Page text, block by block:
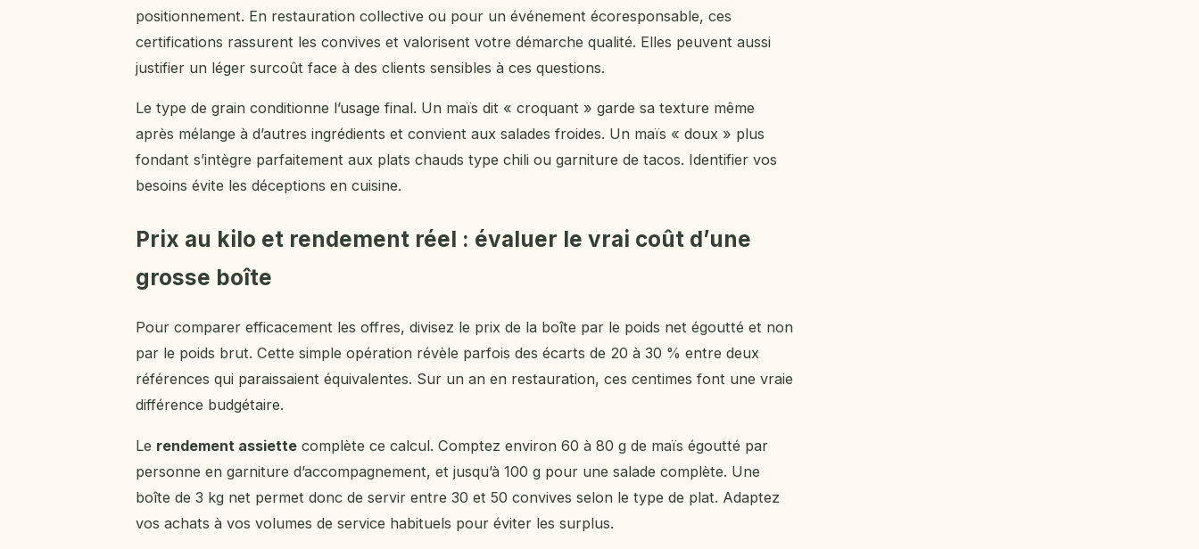
positionnement. En restauration collective ou pour un événement écoresponsable, ces
certifications rassurent les convives et valorisent votre démarche qualité. Elles peuvent aussi
justifier un léger surcoût face à des clients sensibles à ces questions.
Le type de grain conditionne l’usage final. Un maïs dit « croquant » garde sa texture même
après mélange à d’autres ingrédients et convient aux salades froides. Un maïs « doux » plus
fondant s’intègre parfaitement aux plats chauds type chili ou garniture de tacos. Identifier vos
besoins évite les déceptions en cuisine.
Prix au kilo et rendement réel : évaluer le vrai coût d’une
grosse boîte
Pour comparer efficacement les offres, divisez le prix de la boîte par le poids net égoutté et non
par le poids brut. Cette simple opération révèle parfois des écarts de 20 à 30 % entre deux
références qui paraissaient équivalentes. Sur un an en restauration, ces centimes font une vraie
différence budgétaire.
Le rendement assiette complète ce calcul. Comptez environ 60 à 80 g de maïs égoutté par
personne en garniture d’accompagnement, et jusqu’à 100 g pour une salade complète. Une
boîte de 3 kg net permet donc de servir entre 30 et 50 convives selon le type de plat. Adaptez
vos achats à vos volumes de service habituels pour éviter les surplus.